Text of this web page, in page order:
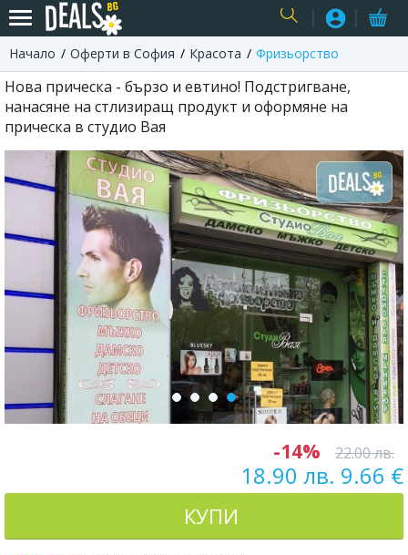
USER
Начало Оферти в София Красота Фризьорство
Нова прическа - бързо и евтино! Подстригване,
нанасяне на стлизиращ продукт и оформяне на
прическа в студио Вая
-14% 22.00 лв.
18.90 лв. 9.66 €
КУПИ